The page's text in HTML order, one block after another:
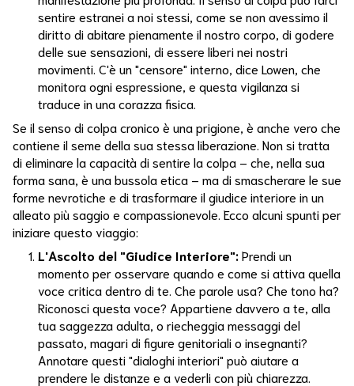
sentire estranei a noi stessi, come se non avessimo il
diritto di abitare pienamente il nostro corpo, di godere
delle sue sensazioni, di essere liberi nei nostri
movimenti. C'è un "censore" interno, dice Lowen, che
monitora ogni espressione, e questa vigilanza si
traduce in una corazza fisica.
Se il senso di colpa cronico è una prigione, è anche vero che
contiene il seme della sua stessa liberazione. Non si tratta
di eliminare la capacità di sentire la colpa – che, nella sua
forma sana, è una bussola etica – ma di smascherare le sue
forme nevrotiche e di trasformare il giudice interiore in un
alleato più saggio e compassionevole. Ecco alcuni spunti per
iniziare questo viaggio:
L'Ascolto del "Giudice Interiore":Prendi un
momento per osservare quando e come si attiva quella
voce critica dentro di te. Che parole usa? Che tono ha?
Riconosci questa voce? Appartiene davvero a te, alla
tua saggezza adulta, o riecheggia messaggi del
passato, magari di figure genitoriali o insegnanti?
Annotare questi "dialoghi interiori" può aiutare a
prendere le distanze e a vederli con più chiarezza.
Gioiadivivere
Gioia
Vivere
Grounding
Guarigione
Dell'anima
Idrocolonterapia
Inadeguatezza
Insonnia
Intelligenza
Viscerale
Interpretazione
Sogni